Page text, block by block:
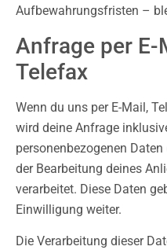
Aufbewahrungsfristen –
Anfrage per E-
Telefax
Wenn du uns per E-Mail,
wird deine Anfrage
personenbezogenen
der Bearbeitung deines
verarbeitet. Diese Daten
Einwilligung weiter.
Die Verarbeitung dieser